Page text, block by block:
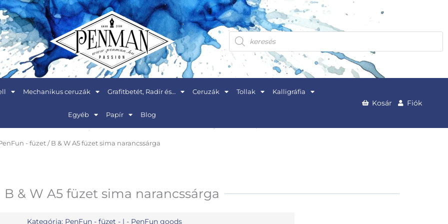
Products
search
Mechanikus ceruzák Grafitbetét, Radír és… Ceruzák Tollak Kalligráfia
Egyéb Papír Blog
Kosár Fiók
- füzet/ B & W A5 füzet sima narancssárga
B & W A5 füzet sima narancssárga
Kategória: PenFun - füzet - | - PenFun goods